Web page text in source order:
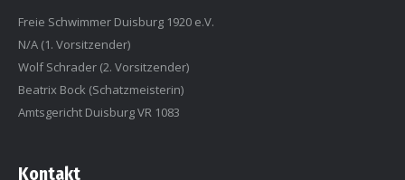
Freie Schwimmer Duisburg 1920 e.V.
N/A (1. Vorsitzender)
Wolf Schrader (2. Vorsitzender)
Beatrix Bock (Schatzmeisterin)
Amtsgericht Duisburg VR 1083
Kontakt